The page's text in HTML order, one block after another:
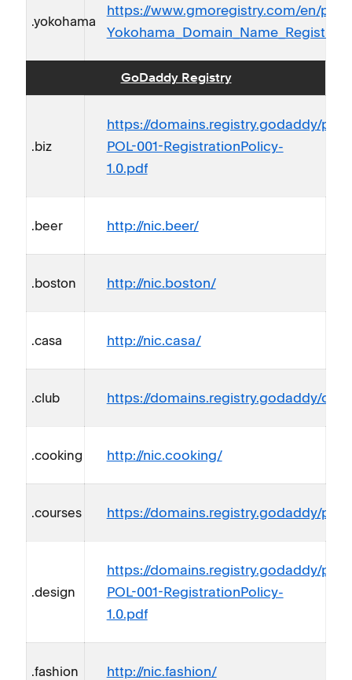
.yokohama
https://www.gmoregistry.com/en/
GoDaddy Registry
.biz
https://domains.registry.godaddy/
POL-001-RegistrationPolicy-
1.0.pdf
.beer http://nic.beer/
.boston http://nic.boston/
.casa http://nic.casa/
.club https://domains.registry.godaddy/club
.cooking http://nic.cooking/
.courses https://domains.registry.godaddy/
.design
https://domains.registry.godaddy/
POL-001-RegistrationPolicy-
1.0.pdf
.fashion http://nic.fashion/